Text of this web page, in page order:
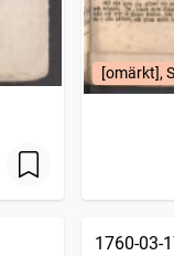
[omärkt],
1760-03-